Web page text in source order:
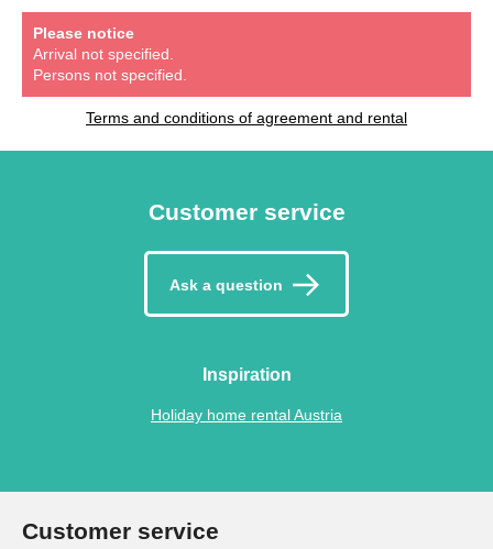
Please notice
Arrival not specified.
Persons not specified.
Terms and conditions of agreement and rental
Customer service
Ask a question
Inspiration
Holiday home rental Austria
Customer service